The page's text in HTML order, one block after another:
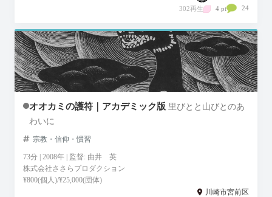
302再生 4 pt 24
オオカミの護符｜アカデミック版 里びとと山びとのあ
わいに
宗教・信仰・慣習
73分 | 2008年 | 監督: 由井 英
株式会社ささらプロダクション
¥800(個人)/¥25,000(団体)
川崎市宮前区